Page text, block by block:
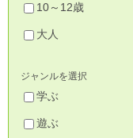
10～12歳
大人
ジャンルを選択
学ぶ
遊ぶ